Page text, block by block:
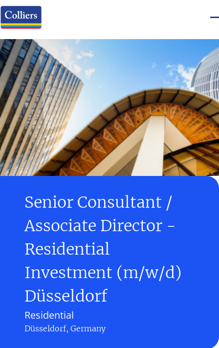
Senior Consultant /
Associate Director -
Residential
Investment (m/w/d)
Düsseldorf
Residential
Düsseldorf, Germany